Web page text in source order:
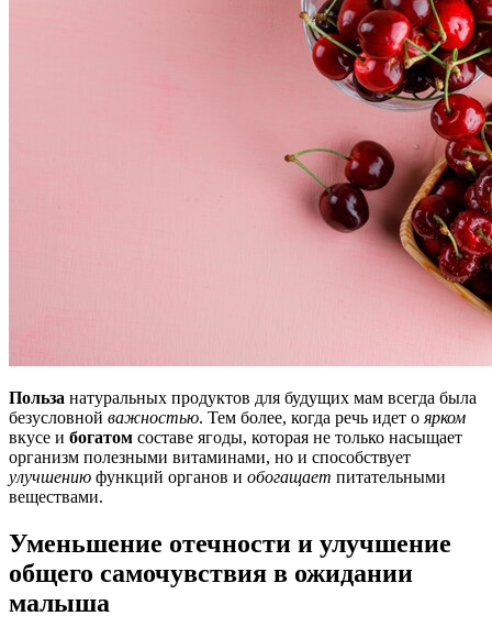
Польза натуральных продуктов для будущих мам всегда была
безусловной важностью. Тем более, когда речь идет о ярком
вкусе и богатом составе ягоды, которая не только насыщает
организм полезными витаминами, но и способствует
улучшению функций органов и обогащает питательными
веществами.
Уменьшение отечности и улучшение
общего самочувствия в ожидании
малыша